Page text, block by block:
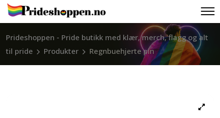
Prideshoppen - Pride butikk med klær, merch, flagg og alt
til pride
Produkter Regnbuehjerte pin